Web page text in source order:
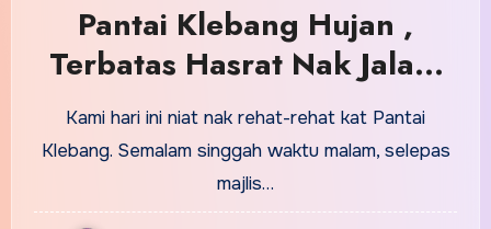
Pantai Klebang Hujan ,
Terbatas Hasrat Nak Jalan-
Jalan
Kami hari ini niat nak rehat-rehat kat Pantai
Klebang. Semalam singgah waktu malam, selepas
majlis…